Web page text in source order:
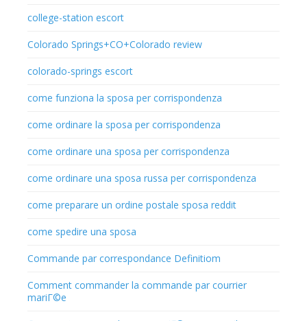
college-station escort
Colorado Springs+CO+Colorado review
colorado-springs escort
come funziona la sposa per corrispondenza
come ordinare la sposa per corrispondenza
come ordinare una sposa per corrispondenza
come ordinare una sposa russa per corrispondenza
come preparare un ordine postale sposa reddit
come spedire una sposa
Commande par correspondance Definitiom
Comment commander la commande par courrier
mariГ©e